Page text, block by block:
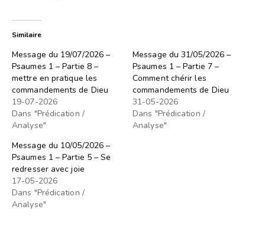
Similaire
Message du 19/07/2026 –
Psaumes 1 – Partie 8 –
mettre en pratique les
commandements de Dieu
19-07-2026
Dans "Prédication /
Analyse"
Message du 31/05/2026 –
Psaumes 1 – Partie 7 –
Comment chérir les
commandements de Dieu
31-05-2026
Dans "Prédication /
Analyse"
Message du 10/05/2026 –
Psaumes 1 – Partie 5 – Se
redresser avec joie
17-05-2026
Dans "Prédication /
Analyse"